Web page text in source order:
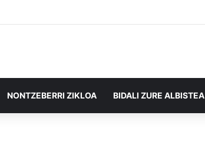
NONTZEBERRI ZIKLOA BIDALI ZURE ALBISTEA